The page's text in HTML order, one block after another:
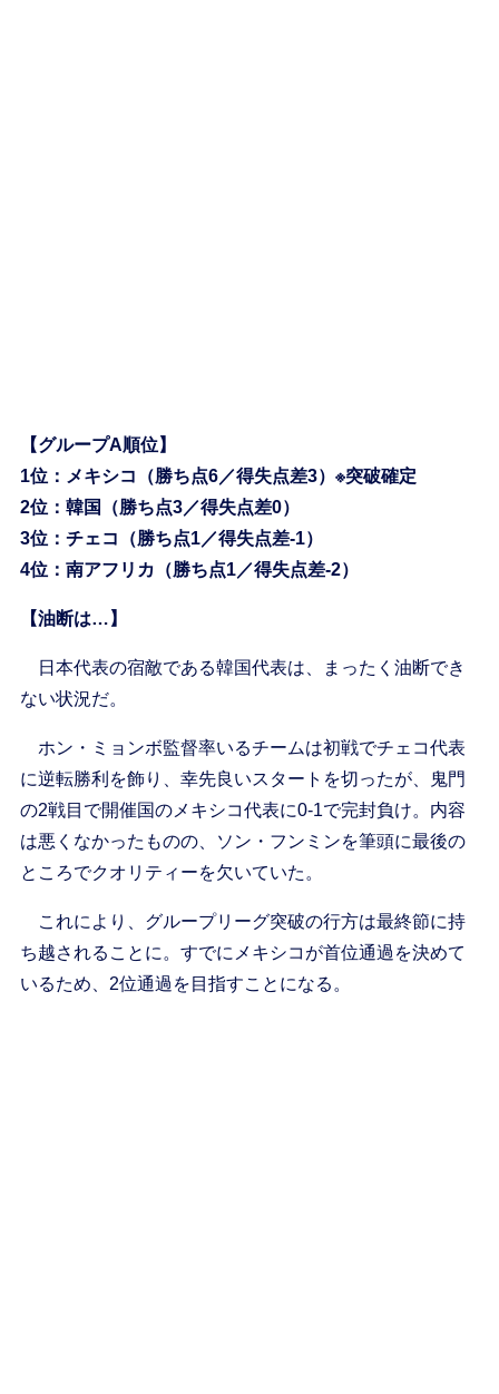
【グループA順位】
1位：メキシコ（勝ち点6／得失点差3）※突破確定
2位：韓国（勝ち点3／得失点差0）
3位：チェコ（勝ち点1／得失点差-1）
4位：南アフリカ（勝ち点1／得失点差-2）
【油断は…】
日本代表の宿敵である韓国代表は、まったく油断でき
ない状況だ。
ホン・ミョンボ監督率いるチームは初戦でチェコ代表
に逆転勝利を飾り、幸先良いスタートを切ったが、鬼門
の2戦目で開催国のメキシコ代表に0-1で完封負け。内容
は悪くなかったものの、ソン・フンミンを筆頭に最後の
ところでクオリティーを欠いていた。
これにより、グループリーグ突破の行方は最終節に持
ち越されることに。すでにメキシコが首位通過を決めて
いるため、2位通過を目指すことになる。